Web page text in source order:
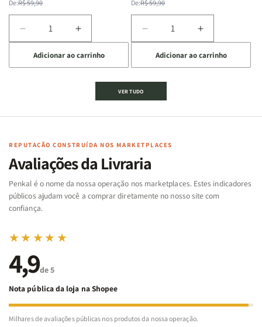
normal
De:R$ 59,90
promocional
Diminuir
a
quantidade
de
Cartas
Famílias
Bíblia
-
Penkal
Aumentar
a
quantidade
de
Jogo
Cartas
Famílias
da
Bíblia
-
Penkal
Adicionar ao carrinho
normal
De:R$ 59,90
promocional
Diminuir
a
quantidade
de
Jogo
|
de
Aumentar
a
quantidade
de
|
Adicionar ao carrinho
VER TUDO
REPUTAÇÃO CONSTRUÍDA NOS MARKETPLACES
Avaliações da Livraria
Penkal é o nome da nossa operação nos marketplaces. Estes indicadores
públicos ajudam você a comprar diretamente no nosso site com
confiança.
★★★★★
4,9de 5
Nota pública da loja na Shopee
Milhares de avaliações públicas nos produtos da nossa operação.